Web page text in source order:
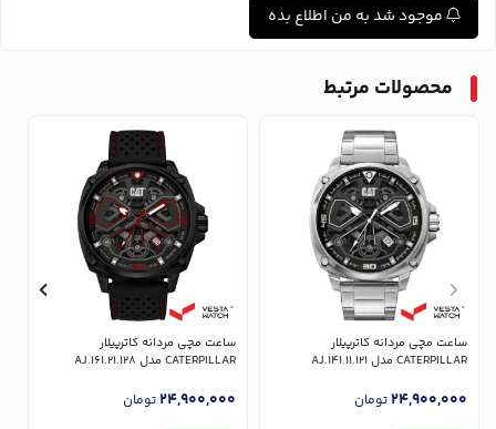
موجود شد به من اطلاع بده
محصولات مرتبط
ساعت مچی مردانه کاترپیلار
CATERPILLAR مدل AJ.141.11.121
24,900,000تومان
ساعت مچی مردانه کاترپیلار
CATERPILLAR مدل AJ.161.21.128
24,900,000تومان